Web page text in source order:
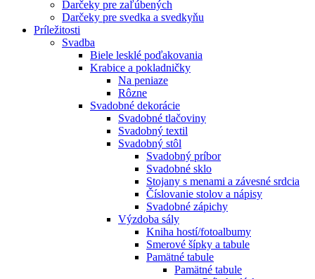
Darčeky pre zaľúbených
Darčeky pre svedka a svedkyňu
Príležitosti
Svadba
Biele lesklé poďakovania
Krabice a pokladničky
Na peniaze
Rôzne
Svadobné dekorácie
Svadobné tlačoviny
Svadobný textil
Svadobný stôl
Svadobný príbor
Svadobné sklo
Stojany s menami a závesné srdcia
Číslovanie stolov a nápisy
Svadobné zápichy
Výzdoba sály
Kniha hostí/fotoalbumy
Smerové šípky a tabule
Pamätné tabule
Pamätné tabule